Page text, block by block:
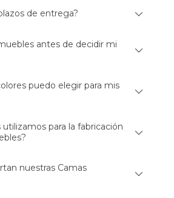
de entrega?
antes de decidir mi
puedo elegir para mis
para la fabricación
nuestras Camas